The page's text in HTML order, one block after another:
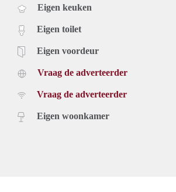
Eigen keuken
Eigen toilet
Eigen voordeur
Vraag de adverteerder
Vraag de adverteerder
Eigen woonkamer